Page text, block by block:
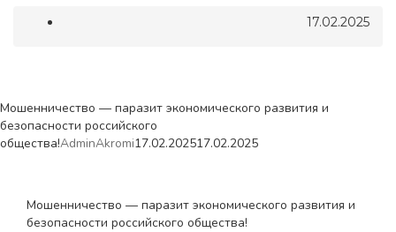
17.02.2025
Мошенничество — паразит экономического развития и
безопасности российского
общества!AdminAkromi17.02.202517.02.2025
Мошенничество — паразит экономического развития и
безопасности российского общества!